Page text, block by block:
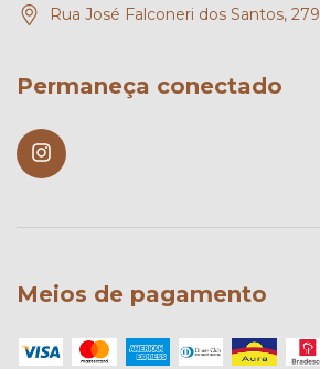
Rua José Falconeri dos Santos, 279
Permaneça conectado
Meios de pagamento